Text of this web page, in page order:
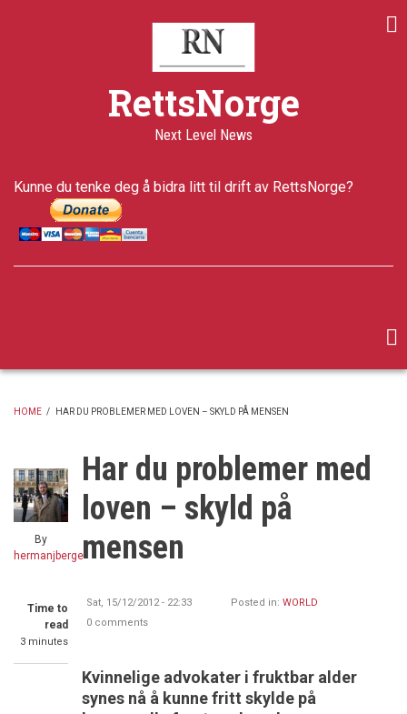
RettsNorge
Next Level News
Kunne du tenke deg å bidra litt til drift av RettsNorge?
HOME / HAR DU PROBLEMER MED LOVEN – SKYLD PÅ MENSEN
By
hermanjberge
Time to
read
3 minutes
Last
updated
5 years ago
Har du problemer med
loven – skyld på
mensen
Sat, 15/12/2012 - 22:33 Posted in: WORLD
0 comments
Kvinnelige advokater i fruktbar alder
synes nå å kunne fritt skylde på